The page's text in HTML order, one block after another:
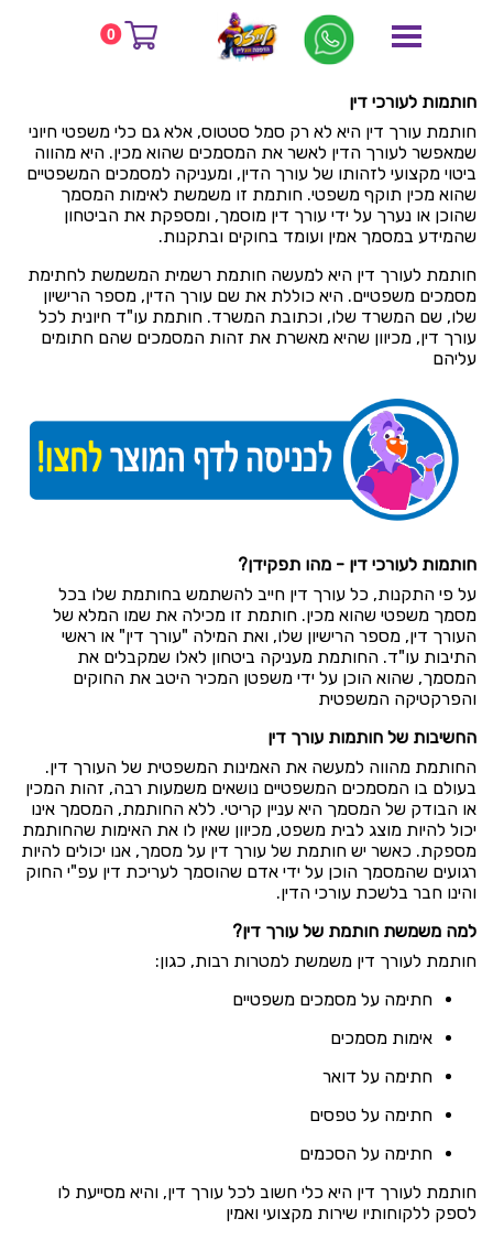
0 דף הבית בלוג חותמות לעורכי דין
חותמות לעורכי דין
חותמות לעורכי דין
חותמת עורך דין היא לא רק סמל סטטוס, אלא גם כלי משפטי חיוני
שמאפשר לעורך הדין לאשר את המסמכים שהוא מכין. היא מהווה
ביטוי מקצועי לזהותו של עורך הדין, ומעניקה למסמכים המשפטיים
שהוא מכין תוקף משפטי. חותמת זו משמשת לאימות המסמך
שהוכן או נערך על ידי עורך דין מוסמך, ומספקת את הביטחון
שהמידע במסמך אמין ועומד בחוקים ובתקנות.
חותמת לעורך דין היא למעשה חותמת רשמית המשמשת לחתימת
מסמכים משפטיים. היא כוללת את שם עורך הדין, מספר הרישיון
שלו, שם המשרד שלו, וכתובת המשרד. חותמת עו"ד חיונית לכל
עורך דין, מכיוון שהיא מאשרת את זהות המסמכים שהם חתומים
עליהם
חותמות לעורכי דין - מהו תפקידן?
על פי התקנות, כל עורך דין חייב להשתמש בחותמת שלו בכל
מסמך משפטי שהוא מכין. חותמת זו מכילה את שמו המלא של
העורך דין, מספר הרישיון שלו, ואת המילה "עורך דין" או ראשי
התיבות עו"ד. החותמת מעניקה ביטחון לאלו שמקבלים את
המסמך, שהוא הוכן על ידי משפטן המכיר היטב את החוקים
והפרקטיקה המשפטית
החשיבות של חותמות עורך דין
החותמת מהווה למעשה את האמינות המשפטית של העורך דין.
בעולם בו המסמכים המשפטיים נושאים משמעות רבה, זהות המכין
או הבודק של המסמך היא עניין קריטי. ללא החותמת, המסמך אינו
יכול להיות מוצג לבית משפט, מכיוון שאין לו את האימות שהחותמת
מספקת. כאשר יש חותמת של עורך דין על מסמך, אנו יכולים להיות
רגועים שהמסמך הוכן על ידי אדם שהוסמך לעריכת דין עפ"י החוק
והינו חבר בלשכת עורכי הדין.
למה משמשת חותמת של עורך דין?
חותמת לעורך דין משמשת למטרות רבות, כגון:
חתימה על מסמכים משפטיים
אימות מסמכים
חתימה על דואר
חתימה על טפסים
חתימה על הסכמים
חותמת לעורך דין היא כלי חשוב לכל עורך דין, והיא מסייעת לו
לספק ללקוחותיו שירות מקצועי ואמין